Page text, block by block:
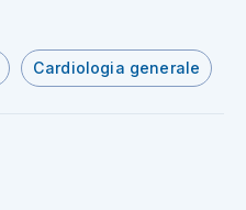
Cardiologia generale